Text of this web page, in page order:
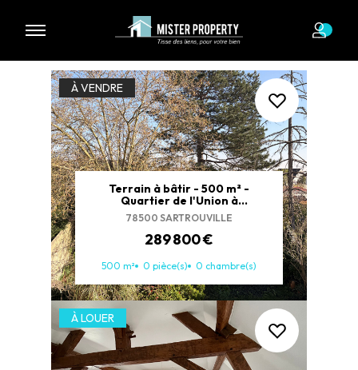
22 biens à vendre
Terrain à bâtir - 500 m² -
Quartier de l'Union à
Sartrouville
78500 SARTROUVILLE
289 800 €
500 m² 0 pièce(s) 0 chambre(s)
À VENDRE
À LOUER